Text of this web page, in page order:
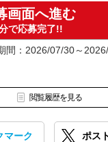
画面へ進む
で応募完了!!
間：2026/07/30～
閲覧履歴を見る
マーク ポス